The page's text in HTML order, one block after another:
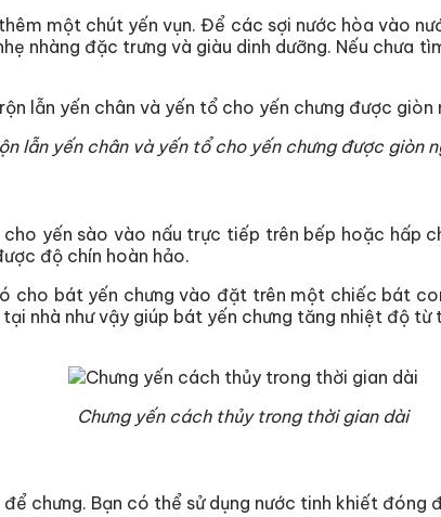
một chút yến vụn. Để các sợi nước hòa vào
nhàng đặc trưng và giàu dinh dưỡng. Nếu chưa
lẫn yến chân và yến tổ cho yến chưng được giòn
yến sào vào nấu trực tiếp trên bếp hoặc hấp
độ chín hoàn hảo.
cho bát yến chưng vào đặt trên một chiếc bát
nhà như vậy giúp bát yến chưng tăng nhiệt độ
Chưng yến cách thủy trong thời gian dài
chưng. Bạn có thể sử dụng nước tinh khiết đóng